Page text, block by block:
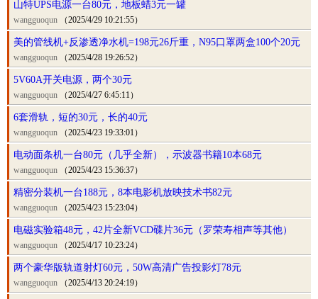
山特UPS电源一台80元，地板蜡3元一罐
wangguoqun （2025/4/29 10:21:55）
美的管线机+反渗透净水机=198元26斤重，N95口罩两盒100个20元
wangguoqun （2025/4/28 19:26:52）
5V60A开关电源，两个30元
wangguoqun （2025/4/27 6:45:11）
6套滑轨，短的30元，长的40元
wangguoqun （2025/4/23 19:33:01）
电动面条机一台80元（几乎全新），示波器书籍10本68元
wangguoqun （2025/4/23 15:36:37）
精密分装机一台188元，8本电影机放映技术书82元
wangguoqun （2025/4/23 15:23:04）
电磁实验箱48元，42片全新VCD碟片36元（罗荣寿相声等其他）
wangguoqun （2025/4/17 10:23:24）
两个豪华版轨道射灯60元，50W高清广告投影灯78元
wangguoqun （2025/4/13 20:24:19）